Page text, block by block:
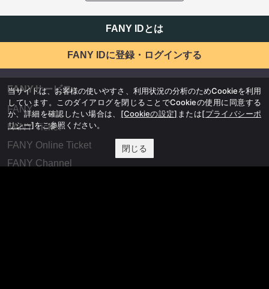
FANY IDとは
FANY IDに登録・ログインする
FANYサービス
FANY
FANY Ticket
FANY Online Ticket
FANY Channel
当サイトは、お客様の使いやすさ、利用状況の分析のためCookieを利用
しています。このダイアログを閉じることでCookieの使用に同意する
か、詳細を確認したい場合は、 [Cookieの設定] または[プライバシーポ
リシー]をご参照ください。
閉じる